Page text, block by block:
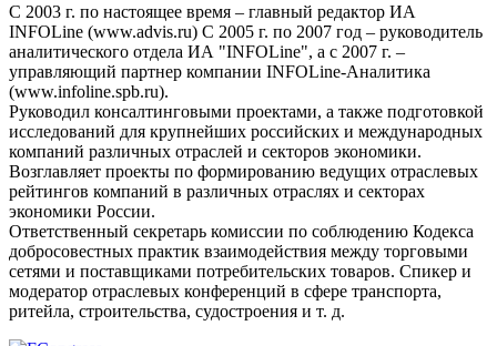
С 2003 г. по настоящее время – главный редактор ИА
INFOLine (www.advis.ru) С 2005 г. по 2007 год – руководитель
аналитического отдела ИА "INFOLine", а с 2007 г. –
управляющий партнер компании INFOLine-Аналитика
(www.infoline.spb.ru).
Руководил консалтинговыми проектами, а также подготовкой
исследований для крупнейших российских и международных
компаний различных отраслей и секторов экономики.
Возглавляет проекты по формированию ведущих отраслевых
рейтингов компаний в различных отраслях и секторах
экономики России.
Ответственный секретарь комиссии по соблюдению Кодекса
добросовестных практик взаимодействия между торговыми
сетями и поставщиками потребительских товаров. Спикер и
модератор отраслевых конференций в сфере транспорта,
ритейла, строительства, судостроения и т. д.